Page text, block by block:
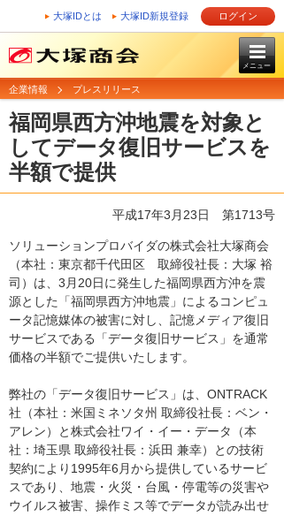
大塚IDとは 大塚ID新規登録 ログイン
メニュー
企業情報 プレスリリース
福岡県西方沖地震を対象と
してデータ復旧サービスを
半額で提供
平成17年3月23日 第1713号
ソリューションプロバイダの株式会社大塚商会
（本社：東京都千代田区 取締役社長：大塚 裕
司）は、3月20日に発生した福岡県西方沖を震
源とした「福岡県西方沖地震」によるコンピュ
ータ記憶媒体の被害に対し、記憶メディア復旧
サービスである「データ復旧サービス」を通常
価格の半額でご提供いたします。
弊社の「データ復旧サービス」は、ONTRACK
社（本社：米国ミネソタ州 取締役社長：ベン・
アレン）と株式会社ワイ・イー・データ（本
社：埼玉県 取締役社長：浜田 兼幸）との技術
契約により1995年6月から提供しているサービ
スであり、地震・火災・台風・停電等の災害や
ウイルス被害、操作ミス等でデータが読み出せ